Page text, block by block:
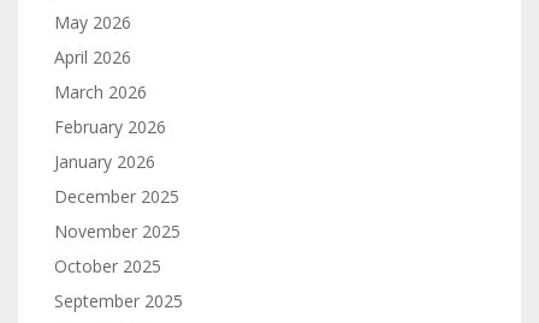
May 2026
April 2026
March 2026
February 2026
January 2026
December 2025
November 2025
October 2025
September 2025